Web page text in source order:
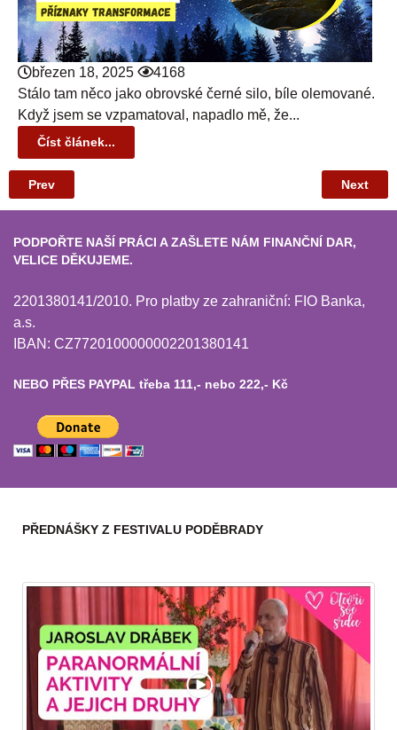
březen 18, 2025
4168
Stálo tam něco jako obrovské černé silo, bíle olemované.
Když jsem se vzpamatoval, napadlo mě, že...
Číst článek...
Prev Next
PODPOŘTE NAŠÍ PRÁCI A ZAŠLETE NÁM FINANČNÍ DAR,
VELICE DĚKUJEME.
2201380141/2010. Pro platby ze zahraniční: FIO Banka,
a.s.
IBAN: CZ7720100000002201380141
NEBO PŘES PAYPAL třeba 111,- nebo 222,- Kč
PŘEDNÁŠKY Z FESTIVALU PODĚBRADY